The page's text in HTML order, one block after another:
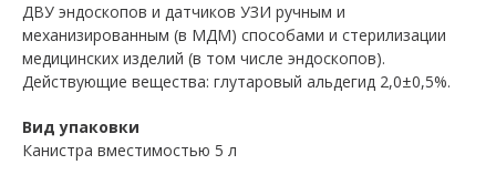
ДВУ эндоскопов и датчиков УЗИ ручным и
механизированным (в МДМ) способами и стерилизации
медицинских изделий (в том числе эндоскопов).
Действующие вещества: глутаровый альдегид 2,0±0,5%.
Вид упаковки
Канистра вместимостью 5 л